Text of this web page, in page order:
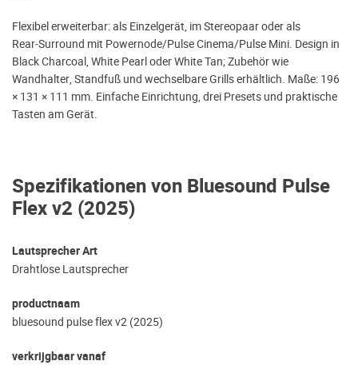
Spezifikationen von Bluesound Pulse
Flex v2 (2025)
Lautsprecher Art
Drahtlose Lautsprecher
productnaam
bluesound pulse flex v2 (2025)
verkrijgbaar vanaf
Flexibel erweiterbar: als Einzelgerät, im Stereopaar oder als
Rear‑Surround mit Powernode/Pulse Cinema/Pulse Mini. Design in
Black Charcoal, White Pearl oder White Tan; Zubehör wie
Wandhalter, Standfuß und wechselbare Grills erhältlich. Maße: 196
× 131 × 111 mm. Einfache Einrichtung, drei Presets und praktische
Tasten am Gerät.